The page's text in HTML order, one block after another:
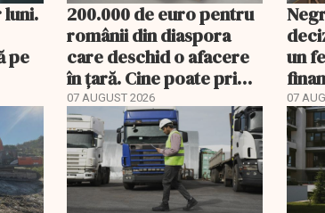
luni.
pe
200.000 de euro pentru
românii din diaspora
care deschid o afacere
în țară. Cine poate primi
banii și ce trebuie
rambursat
07 AUGUST 2026
un
07